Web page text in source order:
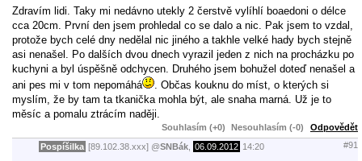
Zdravím lidi. Taky mi nedávno utekly 2 čerstvě vylíhlí boaedoni o délce
cca 20cm. První den jsem prohledal co se dalo a nic. Pak jsem to vzdal,
protože bych celé dny nedělal nic jiného a takhle velké hady bych stejně
asi nenašel. Po dalších dvou dnech vyrazil jeden z nich na procházku po
kuchyni a byl úspěšně odchycen. Druhého jsem bohužel doteď nenašel a
ani pes mi v tom nepomáhá
. Občas kouknu do míst, o kterých si
myslím, že by tam ta tkanička mohla být, ale snaha marná. Už je to
měsíc a pomalu ztrácím naději.
Souhlasím (+0) Nesouhlasím (-0) Odpovědět
Pospíšilka [89.102.38.xxx] @SNBák 06.09.2012 14:20 #91